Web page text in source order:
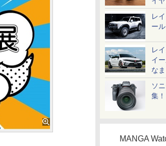
一
レ
ー
レ
イ
な
ソ
集
MANGA